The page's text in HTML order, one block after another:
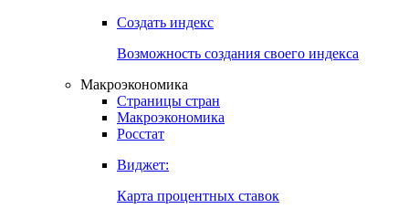
Создать индекс
Возможность создания своего индекса
Макроэкономика
Страницы стран
Макроэкономика
Росстат
Виджет:
Карта процентных ставок